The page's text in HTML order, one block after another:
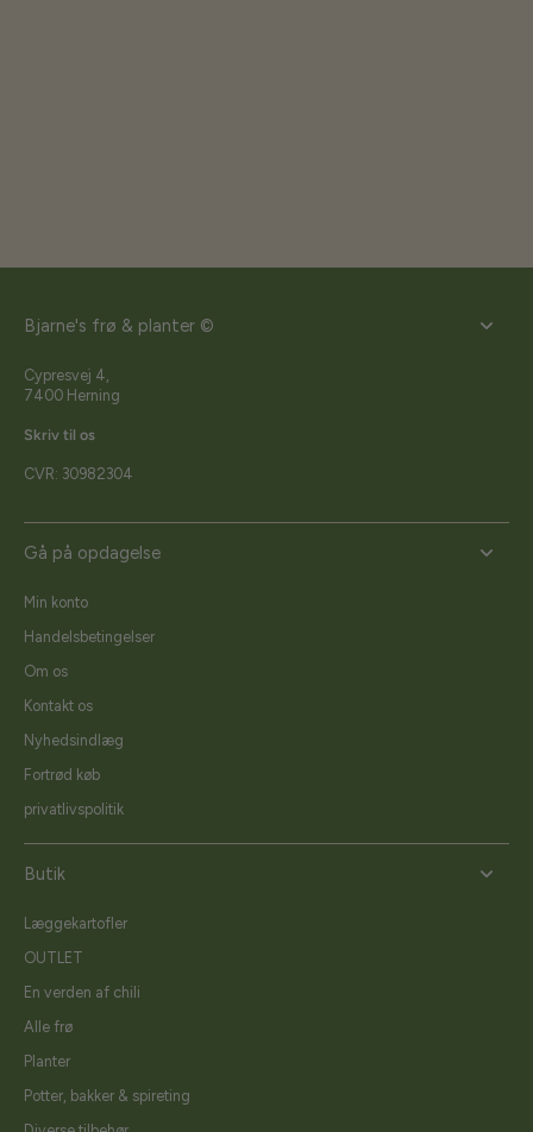
Bjarne's frø & planter ©
Cypresvej 4,
7400 Herning
Skriv til os
CVR: 30982304
Gå på opdagelse
Min konto
Handelsbetingelser
Om os
Kontakt os
Nyhedsindlæg
Fortrød køb
privatlivspolitik
Butik
Læggekartofler
OUTLET
En verden af chili
Alle frø
Planter
Potter, bakker & spireting